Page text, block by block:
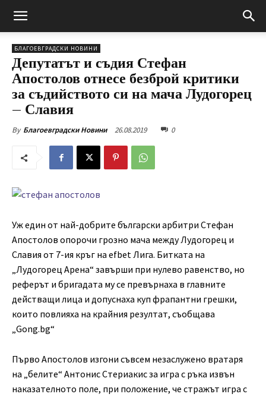
БЛАГОЕВГРАДСКИ НОВИНИ
Депутатът и съдия Стефан
Апостолов отнесе безброй критики
за съдийството си на мача Лудогорец
– Славия
By Благоевградски Новини 26.08.2019 0
Уж един от най-добрите български арбитри Стефан
Апостолов опорочи грозно мача между Лудогорец и
Славия от 7-ия кръг на efbet Лига. Битката на
„Лудогорец Арена“ завърши при нулево равенство, но
реферът и бригадата му се превърнаха в главните
действащи лица и допуснаха куп фрапантни грешки,
които повлияха на крайния резултат, съобщава
„Gong.bg“
Първо Апостолов изгони съвсем незаслужено вратаря
на „белите“ Антонис Стериакис за игра с ръка извън
наказателното поле, при положение, че стражът игра с